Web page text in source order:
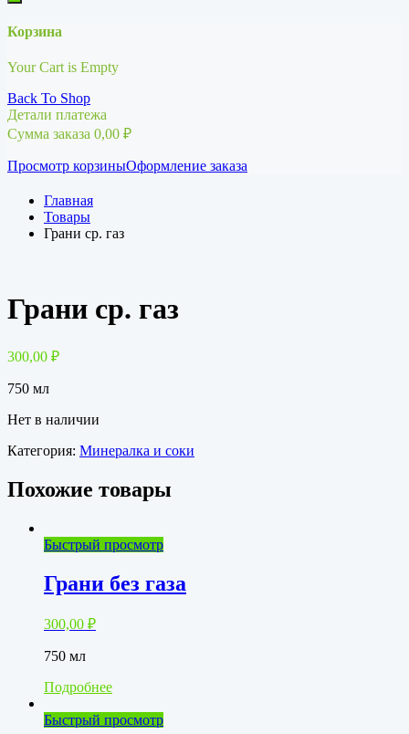
Корзина
Your Cart is Empty
Back To Shop
Детали платежа
Сумма заказа 0,00 ₽
Просмотр корзиныОформление заказа
Главная
Товары
Грани ср. газ
Грани ср. газ
300,00 ₽
750 мл
Нет в наличии
Категория: Минералка и соки
Похожие товары
Быстрый просмотр
Грани без газа
300,00 ₽
750 мл
Подробнее
Быстрый просмотр